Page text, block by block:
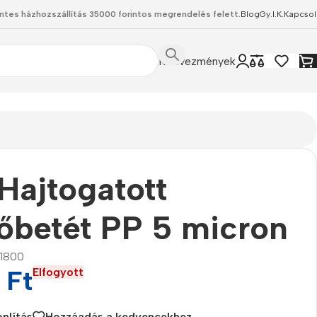
házhozszállítás 35000 forintos megrendelés felett.BlogGy.I.K.
Kedvezmények
PP 5 micron
FtElfogyott